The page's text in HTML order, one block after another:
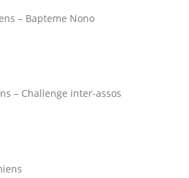
– Bapteme Nono
– Challenge inter-assos